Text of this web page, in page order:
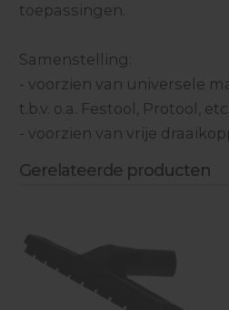
toepassingen.
Samenstelling:
- voorzien van universele
t.b.v. o.a. Festool, Protool, etc.
- voorzien van vrije
Gerelateerde producten